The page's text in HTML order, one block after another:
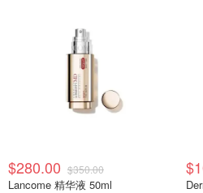
$280.00 $350.00
Lancome 精华液 50ml